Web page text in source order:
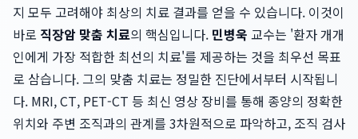
지 모두 고려해야 최상의 치료 결과를 얻을 수 있습니다. 이것이
바로 직장암 맞춤 치료의 핵심입니다. 민병욱 교수는 '환자 개개
인에게 가장 적합한 최선의 치료'를 제공하는 것을 최우선 목표
로 삼습니다. 그의 맞춤 치료는 정밀한 진단에서부터 시작됩니
다. MRI, CT, PET-CT 등 최신 영상 장비를 통해 종양의 정확한
위치와 주변 조직과의 관계를 3차원적으로 파악하고, 조직 검사